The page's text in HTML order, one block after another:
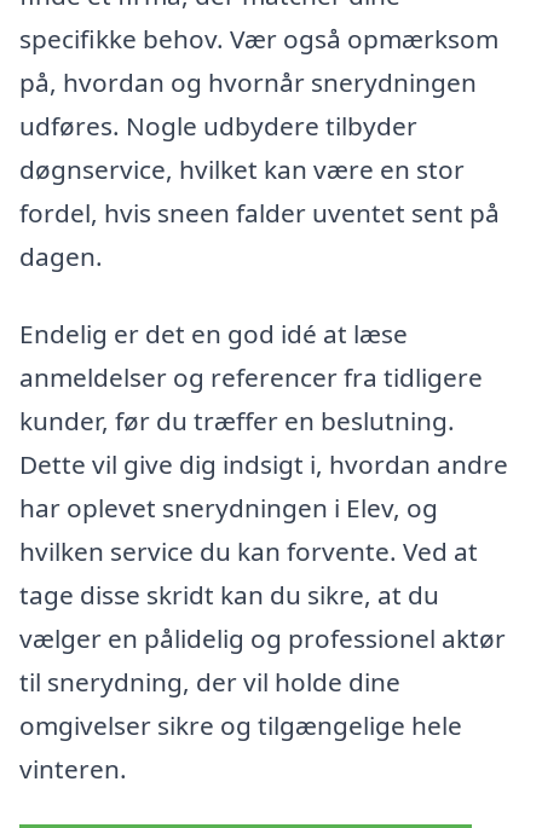
specifikke behov. Vær også opmærksom
på, hvordan og hvornår snerydningen
udføres. Nogle udbydere tilbyder
døgnservice, hvilket kan være en stor
fordel, hvis sneen falder uventet sent på
dagen.
Endelig er det en god idé at læse
anmeldelser og referencer fra tidligere
kunder, før du træffer en beslutning.
Dette vil give dig indsigt i, hvordan andre
har oplevet snerydningen i Elev, og
hvilken service du kan forvente. Ved at
tage disse skridt kan du sikre, at du
vælger en pålidelig og professionel aktør
til snerydning, der vil holde dine
omgivelser sikre og tilgængelige hele
vinteren.